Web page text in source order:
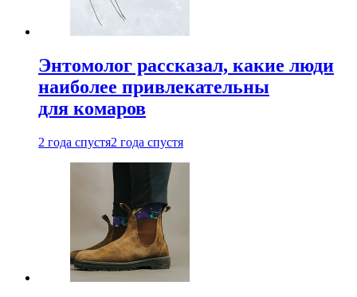
Энтомолог рассказал, какие люди
наиболее привлекательны
для комаров
2 года спустя2 года спустя